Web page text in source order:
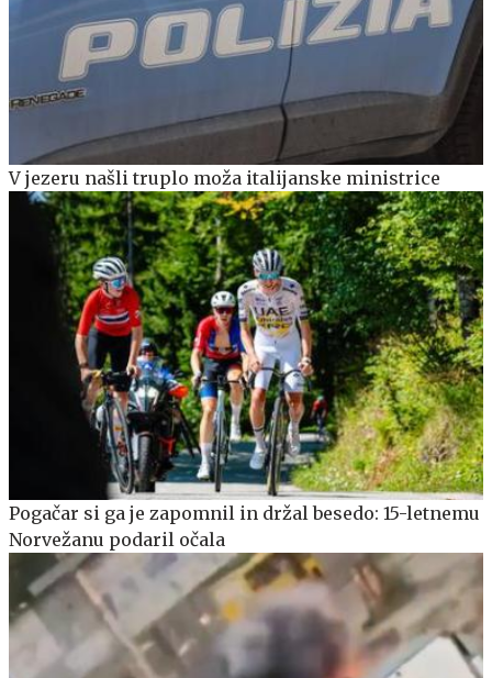
V jezeru našli truplo moža italijanske ministrice
Pogačar si ga je zapomnil in držal besedo: 15-letnemu
Norvežanu podaril očala